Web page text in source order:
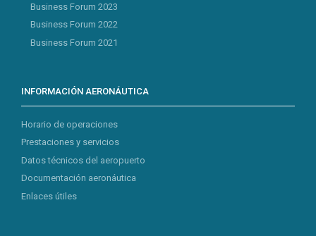
Business Forum 2023
Business Forum 2022
Business Forum 2021
INFORMACIÓN AERONÁUTICA
Horario de operaciones
Prestaciones y servicios
Datos técnicos del aeropuerto
Documentación aeronáutica
Enlaces útiles